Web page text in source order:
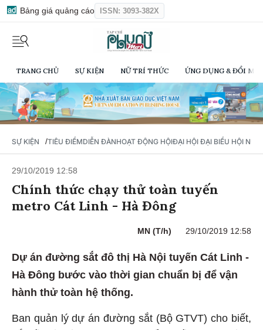
Bảng giá quảng cáo ISSN: 3093-382X
TRANG CHỦ SỰ KIỆN NỮ TRÍ THỨC ỨNG DỤNG & ĐỔI
SỰ KIỆN /TIÊU ĐIỂMDIỄN ĐÀNHOẠT ĐỘNG HỘIĐẠI HỘI ĐẠI BIỂU HỘI NỮ
29/10/2019 12:58
Chính thức chạy thử toàn tuyến
metro Cát Linh - Hà Đông
MN (T/h) 29/10/2019 12:58
Dự án đường sắt đô thị Hà Nội tuyến Cát Linh -
Hà Đông bước vào thời gian chuẩn bị để vận
hành thử toàn hệ thống.
Ban quản lý dự án đường sắt (Bộ GTVT) cho biết,